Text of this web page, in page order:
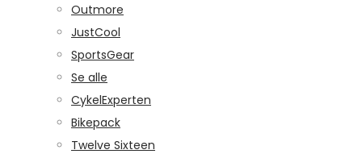
Outmore
JustCool
SportsGear
Se alle
CykelExperten
Bikepack
Twelve Sixteen